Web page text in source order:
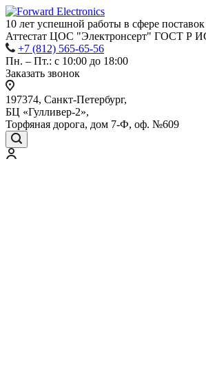
10 лет успешной работы в сфере
Аттестат ЦОС "Электронсерт" ГОСТ Р
+7 (812) 565-65-56
Пн. – Пт.: с 10:00 до 18:00
Заказать звонок
197374, Санкт-Петербург,
БЦ «Гулливер-2»,
Торфяная дорога, дом 7-Ф, оф. №609